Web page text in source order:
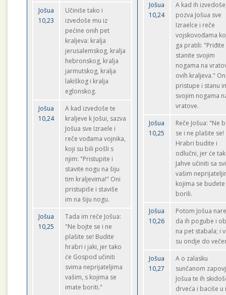
Jošua
10,23
Učiniše tako i
izvedoše mu iz
pećine onih pet
kraljeva: kralja
jerusalemskog, kralja
hebronskog, kralja
jarmutskog, kralja
lakiškog i kralja
eglonskog.
Jošua
10,24
A kad izvedoše te
kraljeve k Jošui, sazva
Jošua sve Izraele i
reče vođama vojnika,
koji su bili pošli s
njim: "Pristupite i
stavite nogu na šiju
tim kraljevima!" Oni
pristupiše i staviše
im na šiju nogu.
Jošua
10,25
Tada im reče Jošua:
"Ne bojte se i ne
plašite se! Budite
hrabri i jaki, jer tako
će Gospod učiniti
svima neprijateljima
vašim, s kojima se
imate boriti."
Jošua
10,24
A kad ih
pozva Jošua sve
Izraelce i reče
vojskovođama
ga pratili: "Priđite
stanite svojim
nogama na
ovih kraljeva."
pristupe i stanu
svojim nogama
vratove.
Jošua
10,25
Reče Jošua: "Ne
se i ne plašite se!
Hrabri budite i
odlučni, jer će
Jahve učiniti sa
vašim
kojima se budete
borili.
Jošua
10,26
Potom Jošua
da ih pogube i
na pet stabala; i
su ondje do
Jošua
10,27
A o zalasku
sunčanom
Jošua te ih
drveća i baciše u